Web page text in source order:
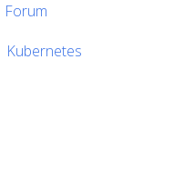
Forum
Kubernetes